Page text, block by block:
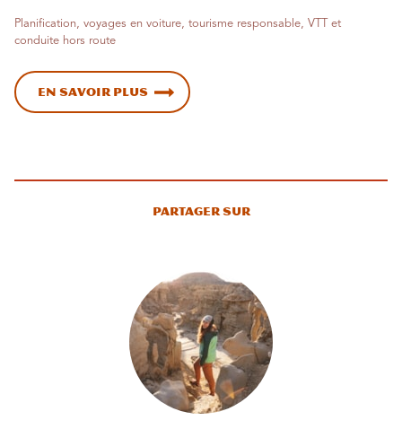
Planification, voyages en voiture, tourisme responsable, VTT et
conduite hors route
En savoir plus
Partager sur